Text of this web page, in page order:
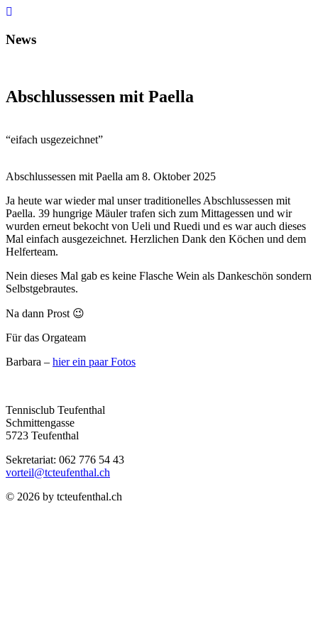
Zum
wechseln
News
Abschlussessen mit Paella
“eifach usgezeichnet”
Abschlussessen mit Paella am 8. Oktober 2025
Ja heute war wieder mal unser traditionelles Abschlussessen mit
Paella. 39 hungrige Mäuler trafen sich zum Mittagessen und wir
wurden erneut bekocht von Ueli und Ruedi und es war auch dieses
Mal einfach ausgezeichnet. Herzlichen Dank den Köchen und dem
Helferteam.
Nein dieses Mal gab es keine Flasche Wein als Dankeschön sondern
Selbstgebrautes.
Na dann Prost 😉
Für das Orgateam
Barbara – hier ein paar Fotos
Tennisclub Teufenthal
Schmittengasse
5723 Teufenthal
Sekretariat: 062 776 54 43
vorteil@tcteufenthal.ch
© 2026 by tcteufenthal.ch